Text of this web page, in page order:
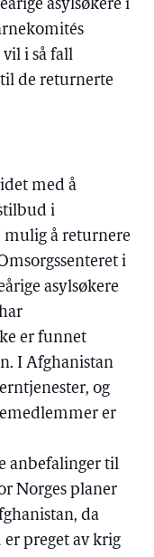
asylsøkere i
i så fall
de returnerte
med å
i
mulig å returnere
i
asylsøkere
er funnet
I Afghanistan
og
er
anbefalinger til
Norges planer
da
preget av krig